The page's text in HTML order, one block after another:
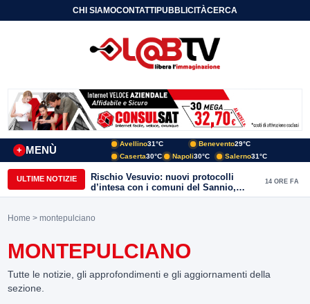
CHI SIAMOCONTATTIPUBBLICITÀCERCA
MENÙ
+
Avellino31°C Benevento29°C
Caserta30°C Napoli30°C Salerno31°C
ULTIME NOTIZIE
Rischio Vesuvio: nuovi protocolli
d’intesa con i comuni del Sannio,
firmato il protocollo con Arpaise
14 ORE FA
Home > montepulciano
MONTEPULCIANO
Tutte le notizie, gli approfondimenti e gli aggiornamenti della
sezione.